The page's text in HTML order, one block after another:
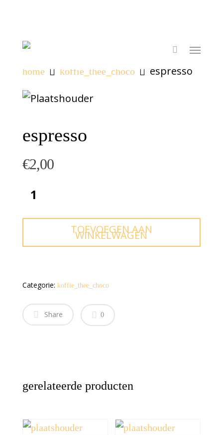
home koffie_thee_choco espresso
espresso
€2,00
TOEVOEGEN AAN
WINKELWAGEN
Categorie: koffie_thee_choco
Share 0
gerelateerde producten